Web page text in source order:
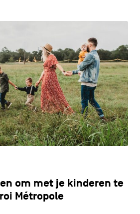
FR
om met je kinderen te
Métropole